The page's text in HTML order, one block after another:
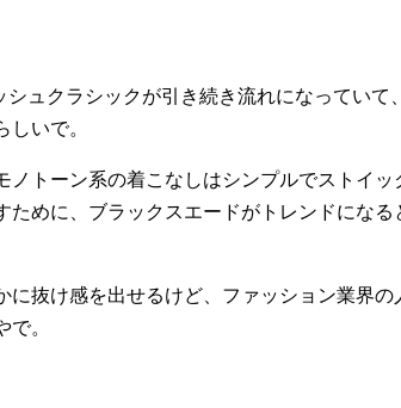
ュクラシックが引き続き流れになっていて
いで。
トーン系の着こなしはシンプルでストイッ
ために、ブラックスエードがトレンドにな
抜け感を出せるけど、ファッション業界の
。